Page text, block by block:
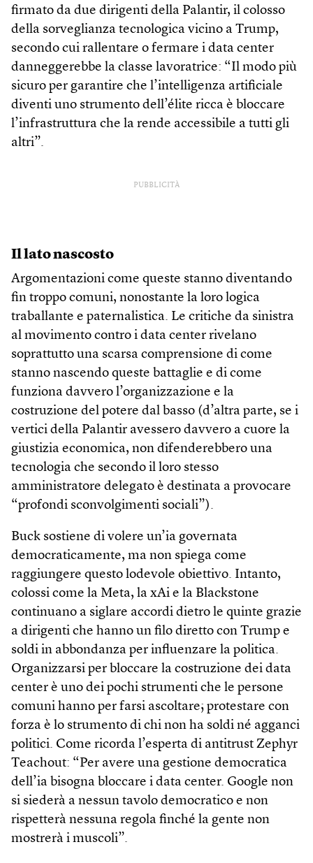
firmato da due dirigenti della Palantir, il colosso
della sorveglianza tecnologica vicino a Trump,
secondo cui rallentare o fermare i data center
danneggerebbe la classe lavoratrice: “Il modo più
sicuro per garantire che l’intelligenza artificiale
diventi uno strumento dell’élite ricca è bloccare
l’infrastruttura che la rende accessibile a tutti gli
altri”.
PUBBLICITÀ
Il lato nascosto
Argomentazioni come queste stanno diventando
fin troppo comuni, nonostante la loro logica
traballante e paternalistica. Le critiche da sinistra
al movimento contro i data center rivelano
soprattutto una scarsa comprensione di come
stanno nascendo queste battaglie e di come
funziona davvero l’organizzazione e la
costruzione del potere dal basso (d’altra parte, se i
vertici della Palantir avessero davvero a cuore la
giustizia economica, non difenderebbero una
tecnologia che secondo il loro stesso
amministratore delegato è destinata a provocare
“profondi sconvolgimenti sociali”).
Buck sostiene di volere un’ia governata
democraticamente, ma non spiega come
raggiungere questo lodevole obiettivo. Intanto,
colossi come la Meta, la xAi e la Blackstone
continuano a siglare accordi dietro le quinte grazie
a dirigenti che hanno un filo diretto con Trump e
soldi in abbondanza per influenzare la politica.
Organizzarsi per bloccare la costruzione dei data
center è uno dei pochi strumenti che le persone
comuni hanno per farsi ascoltare; protestare con
forza è lo strumento di chi non ha soldi né agganci
politici. Come ricorda l’esperta di antitrust Zephyr
Teachout: “Per avere una gestione democratica
dell’ia bisogna bloccare i data center. Google non
si siederà a nessun tavolo democratico e non
rispetterà nessuna regola finché la gente non
mostrerà i muscoli”.